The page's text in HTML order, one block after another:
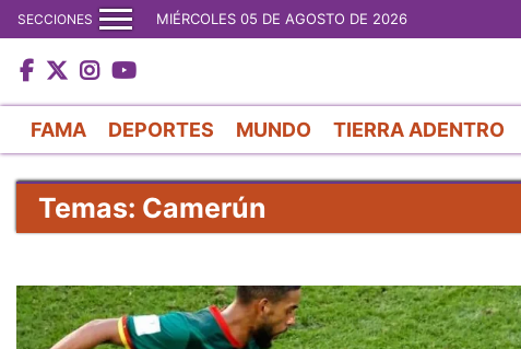
SECCIONES MIÉRCOLES 05 DE AGOSTO DE 2026
FAMA DEPORTES MUNDO TIERRA ADENTRO
Temas: Camerún